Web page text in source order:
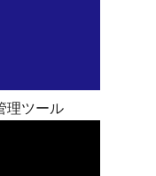
理ツール